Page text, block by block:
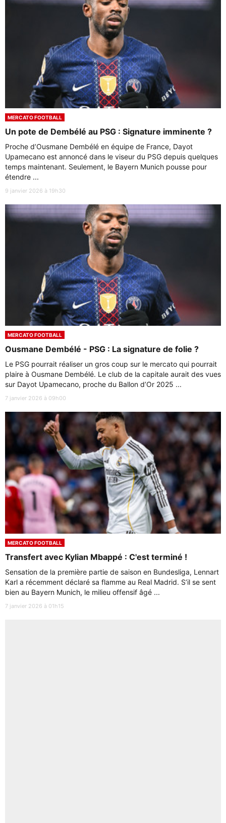
MERCATO FOOTBALL
Un pote de Dembélé au PSG : Signature imminente ?
Proche d’Ousmane Dembélé en équipe de France, Dayot
Upamecano est annoncé dans le viseur du PSG depuis quelques
temps maintenant. Seulement, le Bayern Munich pousse pour
étendre ...
9 janvier 2026 à 19h30
MERCATO FOOTBALL
Ousmane Dembélé - PSG : La signature de folie ?
Le PSG pourrait réaliser un gros coup sur le mercato qui pourrait
plaire à Ousmane Dembélé. Le club de la capitale aurait des vues
sur Dayot Upamecano, proche du Ballon d’Or 2025 ...
7 janvier 2026 à 09h00
MERCATO FOOTBALL
Transfert avec Kylian Mbappé : C'est terminé !
Sensation de la première partie de saison en Bundesliga, Lennart
Karl a récemment déclaré sa flamme au Real Madrid. S’il se sent
bien au Bayern Munich, le milieu offensif âgé ...
7 janvier 2026 à 01h15